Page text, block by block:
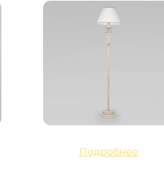
Подробнее